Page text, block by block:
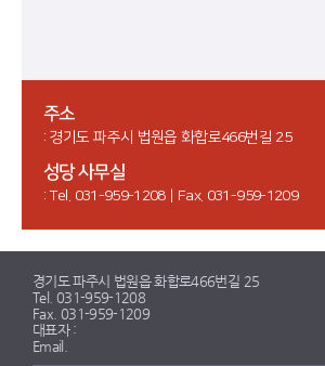
주소
: 경기도 파주시 법원읍 화합로466번길 25
성당 사무실
: Tel. 031-959-1208 | Fax. 031-959-1209
경기도 파주시 법원읍 화합로466번길 25
Tel. 031-959-1208
Fax. 031-959-1209
대표자 :
Email.